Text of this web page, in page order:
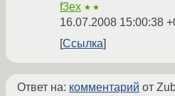
f3ex ★★
16.07.2008 15:00:38
Ссылка
Ответ на: комментарий от